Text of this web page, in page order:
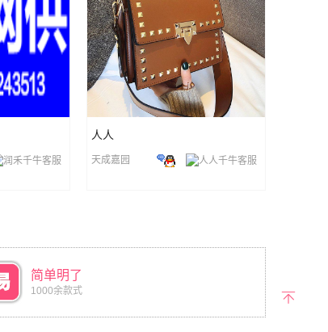
人人
天成嘉园
简单明了
1000余款式